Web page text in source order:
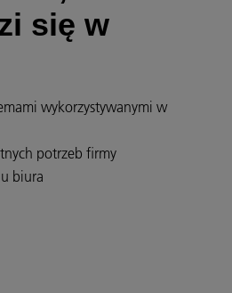
się w
wykorzystywanymi w
potrzeb firmy
biura